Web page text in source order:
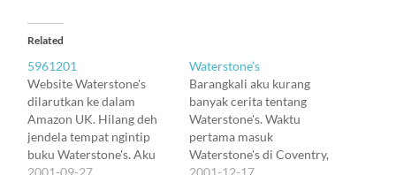
Related
5961201
Website Waterstone's
dilarutkan ke dalam
Amazon UK. Hilang deh
jendela tempat ngintip
buku Waterstone's. Aku
Waterstone’s
Barangkali aku kurang
banyak cerita tentang
Waterstone's. Waktu
pertama masuk
Waterstone's di Coventry,